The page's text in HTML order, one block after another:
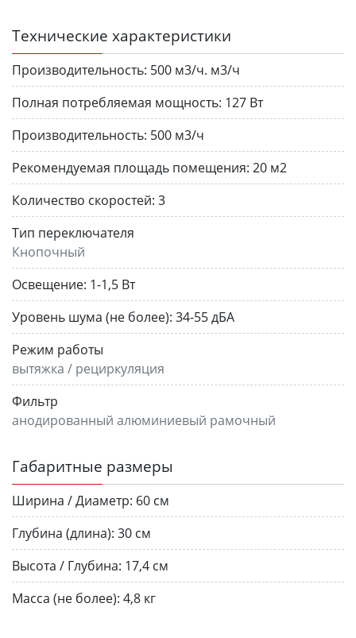
Технические характеристики
Производительность: 500 м3/ч. м3/ч
Полная потребляемая мощность: 127 Вт
Производительность: 500 м3/ч
Рекомендуемая площадь помещения: 20 м2
Количество скоростей: 3
Тип переключателя
Кнопочный
Освещение: 1-1,5 Вт
Уровень шума (не более): 34-55 дБА
Режим работы
вытяжка / рециркуляция
Фильтр
анодированный алюминиевый рамочный
Габаритные размеры
Ширина / Диаметр: 60 см
Глубина (длина): 30 см
Высота / Глубина: 17,4 см
Масса (не более): 4,8 кг